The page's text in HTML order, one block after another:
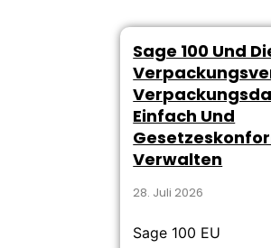
Sage 100 Und
Einfach Und
Verwalten
28. Juli 2026
Sage 100 EU